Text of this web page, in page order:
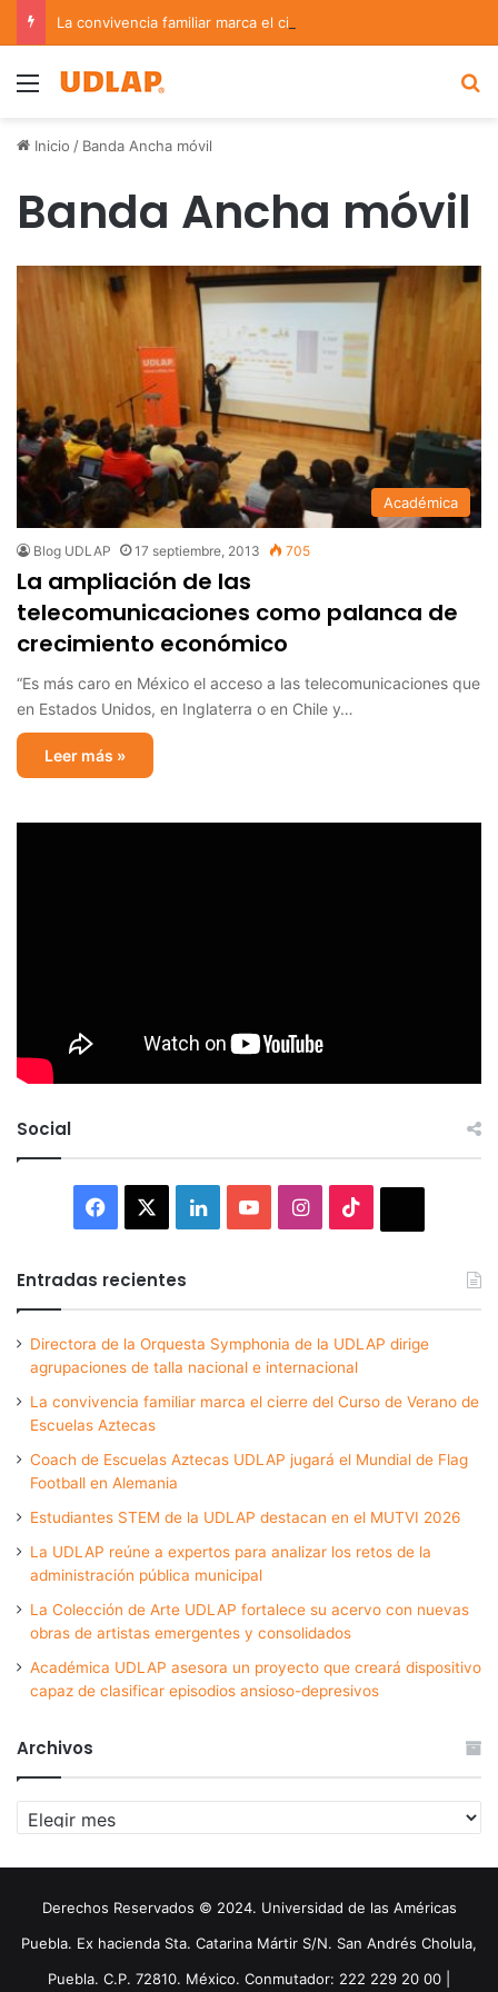
Menu
Inicio / Banda Ancha móvil
Banda Ancha móvil
Académica
Blog UDLAP 17 septiembre, 2013 705
La ampliación de las
telecomunicaciones como palanca de
crecimiento económico
“Es más caro en México el acceso a las telecomunicaciones que
en Estados Unidos, en Inglaterra o en Chile y…
Leer más »
Social
Facebook LinkedInYouTubeInstagram
Entradas recientes
Directora de la Orquesta Symphonia de la UDLAP dirige
agrupaciones de talla nacional e internacional
La convivencia familiar marca el cierre del Curso de Verano de
Escuelas Aztecas
Coach de Escuelas Aztecas UDLAP jugará el Mundial de Flag
Football en Alemania
Estudiantes STEM de la UDLAP destacan en el MUTVI 2026
La UDLAP reúne a expertos para analizar los retos de la
administración pública municipal
La Colección de Arte UDLAP fortalece su acervo con nuevas
obras de artistas emergentes y consolidados
Académica UDLAP asesora un proyecto que creará dispositivo
capaz de clasificar episodios ansioso-depresivos
Archivos
Archivos
Derechos Reservados © 2024. Universidad de las Américas
Puebla. Ex hacienda Sta. Catarina Mártir S/N. San Andrés Cholula,
Puebla. C.P. 72810. México. Conmutador: 222 229 20 00 |